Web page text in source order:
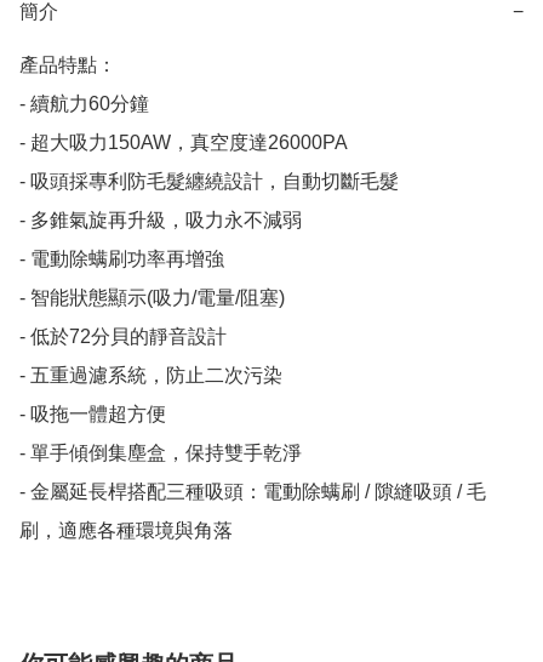
簡介 −
產品特點：
- 續航力60分鐘
- 超大吸力150AW，真空度達26000PA
- 吸頭採專利防毛髮纏繞設計，自動切斷毛髮
- 多錐氣旋再升級，吸力永不減弱
- 電動除螨刷功率再增強
- 智能狀態顯示(吸力/電量/阻塞)
- 低於72分貝的靜音設計
- 五重過濾系統，防止二次污染
- 吸拖一體超方便
- 單手傾倒集塵盒，保持雙手乾淨
- 金屬延長桿搭配三種吸頭：電動除螨刷 / 隙縫吸頭 / 毛
刷，適應各種環境與角落